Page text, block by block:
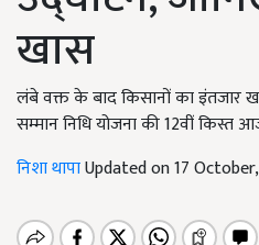
खास
लंबे वक्त के बाद किसानों का इंतजार
सम्मान निधि योजना की 12वीं किस्त
निशा थापाUpdated on 17